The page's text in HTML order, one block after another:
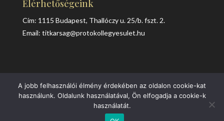
Elérhetőségeink
Cím: 1115 Budapest, Thallóczy u. 25/b. fszt. 2.
Email: titkarsag@protokollegyesulet.hu
Adatvédelem Süti kezelés Impresszum
A jobb felhasználói élmény érdekében az oldalon cookie-kat
használunk. Oldalunk használatával, Ön elfogadja a cookie-k
használatát.